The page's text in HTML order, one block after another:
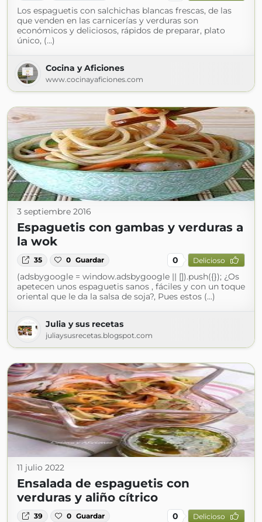
Los espaguetis con salchichas blancas frescas, de las
que venden en las carnicerías y verduras son
económicos y deliciosos, rápidos de preparar, plato
único, (...)
Cocina y Aficiones
www.cocinayaficiones.com
3 septiembre 2016
Espaguetis con gambas y verduras a
la wok
35 0 Guardar 0 Delicioso
(adsbygoogle = window.adsbygoogle || []).push({}); ¿Os
apetecen unos espaguetis sanos , fáciles y con un toque
oriental que le da la salsa de soja?, Pues estos (...)
Julia y sus recetas
juliaysusrecetas.blogspot.com
11 julio 2022
Ensalada de espaguetis con
verduras y aliño cítrico
39 0 Guardar 0 Delicioso